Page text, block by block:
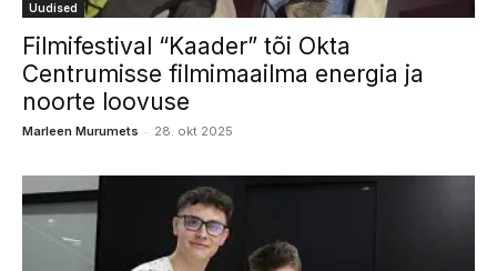
Uudised
Filmifestival “Kaader” tõi Okta
Centrumisse filmimaailma energia ja
noorte loovuse
Marleen Murumets - 28. okt 2025